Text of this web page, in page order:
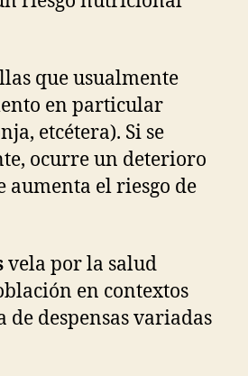
que usualmente
en particular
etcétera). Si se
ocurre un deterioro
aumenta el riesgo de
vela por la salud
en contextos
despensas variadas